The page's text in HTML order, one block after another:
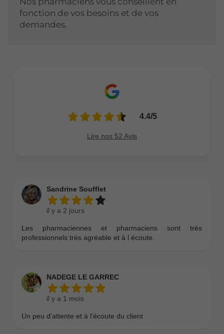
fonction de vos besoins et de vos
demandes.